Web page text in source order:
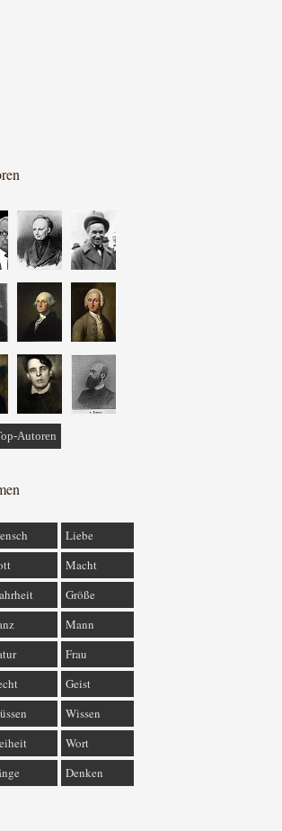
Autoren
Liebe
Macht
Größe
Mann
Frau
Geist
Wissen
Wort
Denken